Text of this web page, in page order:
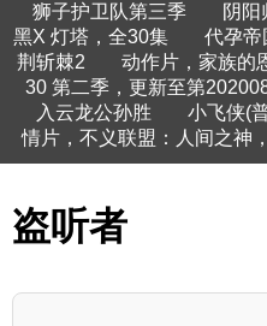
狮子护卫队第三季
阴阳
黑X 灯塔，全30集
代孕帝
荆斩棘2
动作片，家族的
30 第二季，更新至第
入云龙公孙胜
小飞侠(
情片，不义联盟：人间之神
盗听者